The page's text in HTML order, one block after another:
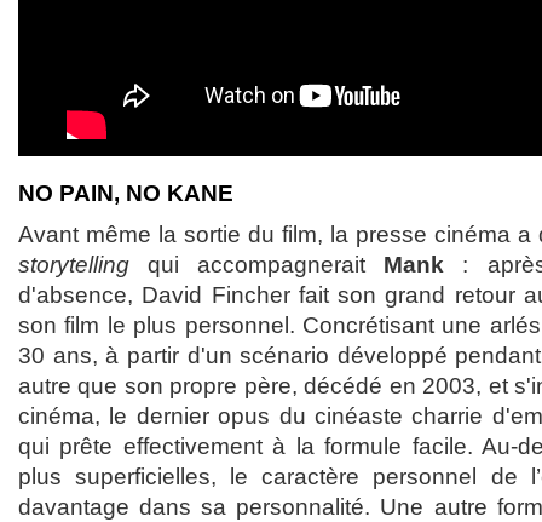
NO PAIN, NO KANE
Avant même la sortie du film, la presse cinéma
storytelling qui accompagnerait Mank :
d'absence, David Fincher fait son grand retour
son film le plus personnel. Concrétisant une
30 ans, à partir d'un scénario développé
autre que son propre père, décédé en 2003, et
cinéma, le dernier opus du cinéaste charrie
qui prête effectivement à la formule facile. Au-
plus superficielles, le caractère personnel de
davantage dans sa personnalité. Une autre